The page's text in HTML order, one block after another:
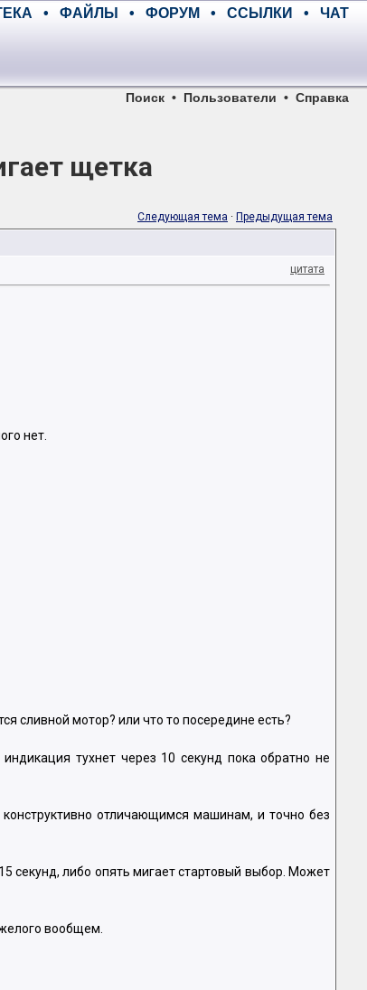
• ФАЙЛЫ • ФОРУМ • ССЫЛКИ • ЧАТ
Поиск • Пользователи • Справка
щетка
Следующая тема · Предыдущая тема
цитата
нет.
сливной мотор? или что то посередине есть?
тухнет через 10 секунд пока обратно не
отличающимся машинам, и точно без
секунд, либо опять мигает стартовый выбор. Может
вообщем.